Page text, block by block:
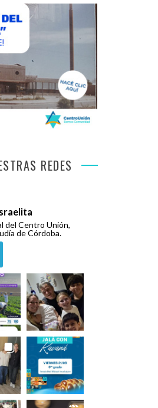
REDES
del Centro Unión,
de Córdoba.